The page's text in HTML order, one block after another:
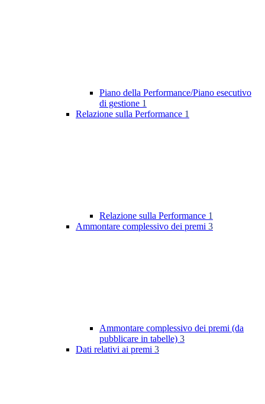
Piano della Performance/Piano esecutivo
di gestione 1
Relazione sulla Performance 1
Relazione sulla Performance 1
Ammontare complessivo dei premi 3
Ammontare complessivo dei premi (da
pubblicare in tabelle) 3
Dati relativi ai premi 3